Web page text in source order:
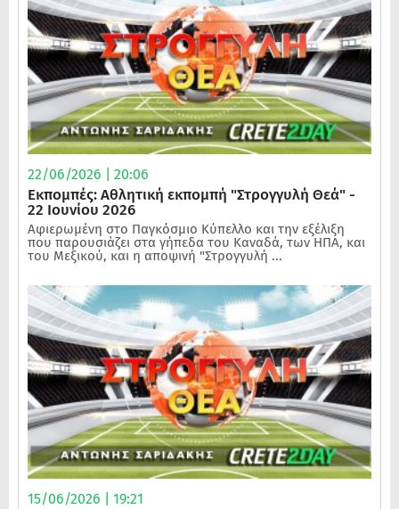
22/06/2026 | 20:06
Εκπομπές: Αθλητική εκπομπή "Στρογγυλή Θεά" -
22 Ιουνίου 2026
Αφιερωμένη στο Παγκόσμιο Κύπελλο και την εξέλιξη
που παρουσιάζει στα γήπεδα του Καναδά, των ΗΠΑ, και
του Μεξικού, και η αποψινή "Στρογγυλή ...
15/06/2026 | 19:21